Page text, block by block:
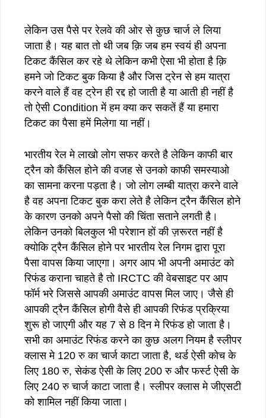
लेकिन उस पैसे पर रेलवे की ओर से कुछ चार्ज ले लिया
जाता है। यह बात तो थी जब क़ि जब हम स्वयं ही अपना
टिकट कैंसिल कर रहे थे लेकिन कभी ऐसा भी होता है क़ि
हमने जो टिकट बुक किया है और जिस ट्रेन से हम यात्रा
करने वाले हैं वह ट्रेन ही रद्द हो जाती है या आती ही नहीं है
तो ऐसी Condition में हम क्या कर सकतें हैं या हमारा
टिकट का पैसा हमें मिलेगा या नहीं।
भारतीय रेल मे लाखो लोग सफर करते है लेकिन काफी बार
ट्रैन को कैंसिल होने की वजह से उनको काफी समस्याओ
का सामना करना पड़ता है। जो लोग लम्बी यात्रा करने वाले
है वह अपना टिकट बुक करा लेते है लेकिन ट्रैन कैंसिल होने
के कारण उनको अपने पैसो की चिंता सताने लगती है।
लेकिन उनको बिलकुल भी परेशान हों की ज़रूरत नहीं है
क्योकि ट्रैन कैंसिल होने पर भारतीय रेल निगम द्वारा पूरा
पैसा वापस किया जाएगा। अगर आप भी अपनी अमाउंट को
रिफंड कराना चाहते है तो IRCTC की वेबसाइट पर आप
फॉर्म भरे जिससे आपकी अमाउंट वापस मिल जाए। जैसे ही
आपकी ट्रैन कैंसिल होगी वैसे ही आपकी रिफंड प्रक्रिया
शुरू हो जाएगी और यह 7 से 8 दिन मे रिफंड हो जाता है।
सभी का अमाउंट रिफंड करने का कुछ अलग नियम है स्लीपर
क्लास मे 120 रु का चार्ज काटा जाता है, थर्ड ऐसी कोच के
लिए 180 रु, सेकंड ऐसी के लिए 200 रु और फर्स्ट ऐसी के
लिए 240 रु चार्ज काटा जाता है। स्लीपर क्लास मे जीएसटी
को शामिल नहीं किया जाता।